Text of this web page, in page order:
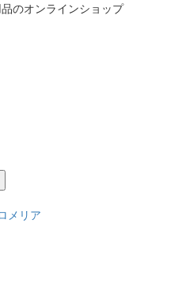
のオンラインショップ
メリア